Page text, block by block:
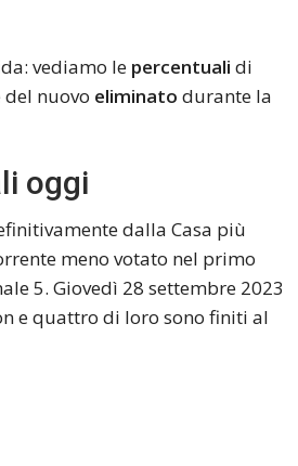
vediamo le percentuali di
nuovo eliminato durante la
oggi
dalla Casa più
meno votato nel primo
5. Giovedì 28 settembre 2023
e quattro di loro sono finiti al